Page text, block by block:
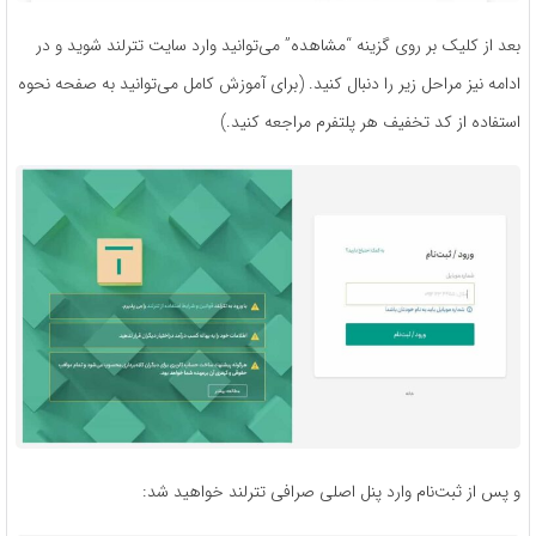
بعد از کلیک بر روی گزینه “مشاهده” می‌توانید وارد سایت تترلند شوید و در
ادامه نیز مراحل زیر را دنبال کنید. (برای آموزش کامل می‌توانید به صفحه نحوه
استفاده از کد تخفیف هر پلتفرم مراجعه کنید.)
و پس از ثبت‌نام وارد پنل اصلی صرافی تترلند خواهید شد: